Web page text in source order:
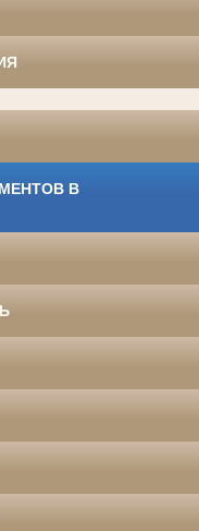
В